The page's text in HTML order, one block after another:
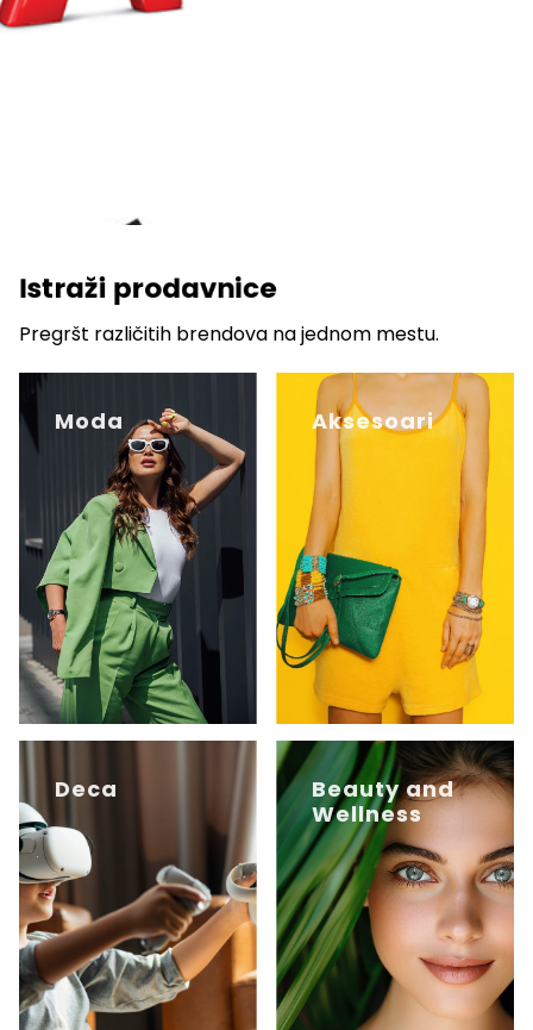
Istraži prodavnice
Pregršt različitih brendova na jednom mestu.
Moda Aksesoari
Deca
Beauty and
Wellness